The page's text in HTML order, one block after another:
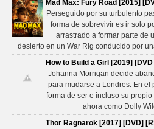
Mad Max: Fury Road [2015]
Perseguido por su turbulento
forma de sobrevivir es ir solo
arrastrado a formar parte de
desierto en un War Rig conducido por
How to Build a Girl [2019]
Johanna Morrigan decide
para mudarse a Londres. En el
forma de ser e incluso su
ahora como Dolly
Thor Ragnarok [2017] [DVD]